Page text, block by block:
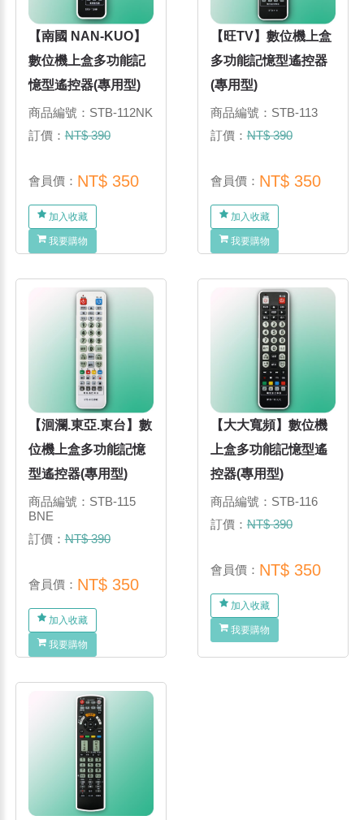
【南國 NAN-KUO】
數位機上盒多功能記
憶型遙控器(專用型)
商品編號：STB-112NK
訂價：NT$ 390
會員價： NT$ 350
加入收藏
我要購物
【旺TV】數位機上盒
多功能記憶型遙控器
(專用型)
商品編號：STB-113
訂價：NT$ 390
會員價： NT$ 350
加入收藏
我要購物
【洄瀾.東亞.東台】數
位機上盒多功能記憶
型遙控器(專用型)
商品編號：STB-115
BNE
訂價：NT$ 390
會員價： NT$ 350
加入收藏
我要購物
【大大寬頻】數位機
上盒多功能記憶型遙
控器(專用型)
商品編號：STB-116
訂價：NT$ 390
會員價： NT$ 350
加入收藏
我要購物